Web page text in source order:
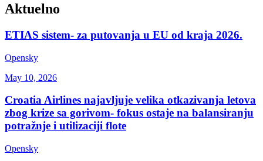
Aktuelno
ETIAS sistem- za putovanja u EU od kraja 2026.
Opensky
May 10, 2026
Croatia Airlines najavljuje velika otkazivanja letova
zbog krize sa gorivom- fokus ostaje na balansiranju
potražnje i utilizaciji flote
Opensky